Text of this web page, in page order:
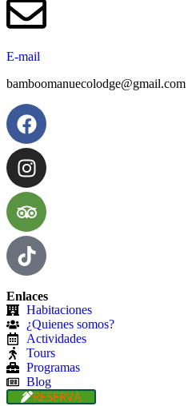
E-mail
bamboomanuecolodge@gmail.com
Enlaces
Habitaciones
¿Quienes somos?
Actividades
Tours
Programas
Blog
RESERVA